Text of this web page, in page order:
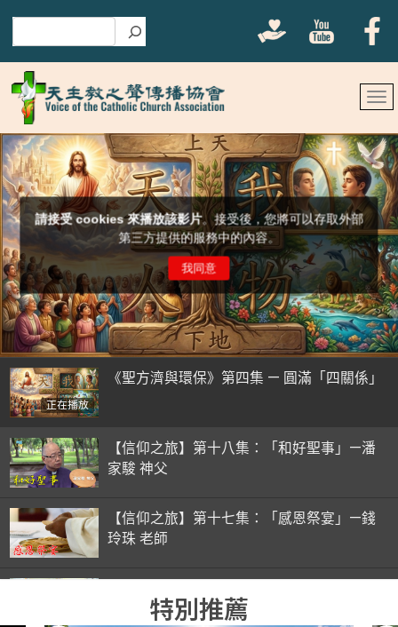
正在播放
《聖方濟與環保》第四集 — 圓滿「四關係」
【信仰之旅】第十八集：「和好聖事」—潘
家駿 神父
【信仰之旅】第十七集：「感恩祭宴」—錢
玲珠 老師
錢玲珠 老師特別推薦